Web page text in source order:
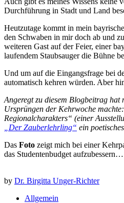
Durchführung in Stadt und Land
Heutzutage kommt in mein
den Schwaben in mir doch ab und
weiteren Gast auf der Feier, einer
laufendem Staubsauger die Bühne
Und um auf die Eingangsfrage bei
automatisch kehren würden. Aber
Angeregt zu diesem Blogbeitrag
Ursprüngen der Kehrwoche
Regionalcharakters“ (einer
„Der Zauberlehrling“ ein
Das Foto zeigt mich bei einer
das Studentenbudget aufzubessern…
by Dr. Birgitta Unger-Richter
Allgemein